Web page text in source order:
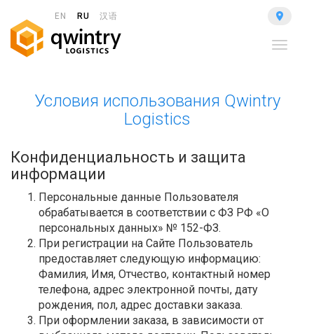
EN RU 汉语
Toggle
Условия использования Qwintry
Logistics
Конфиденциальность и защита
информации
Персональные данные Пользователя
обрабатывается в соответствии с ФЗ РФ «О
персональных данных» № 152-ФЗ.
При регистрации на Сайте Пользователь
предоставляет следующую информацию:
Фамилия, Имя, Отчество, контактный номер
телефона, адрес электронной почты, дату
рождения, пол, адрес доставки заказа.
При оформлении заказа, в зависимости от